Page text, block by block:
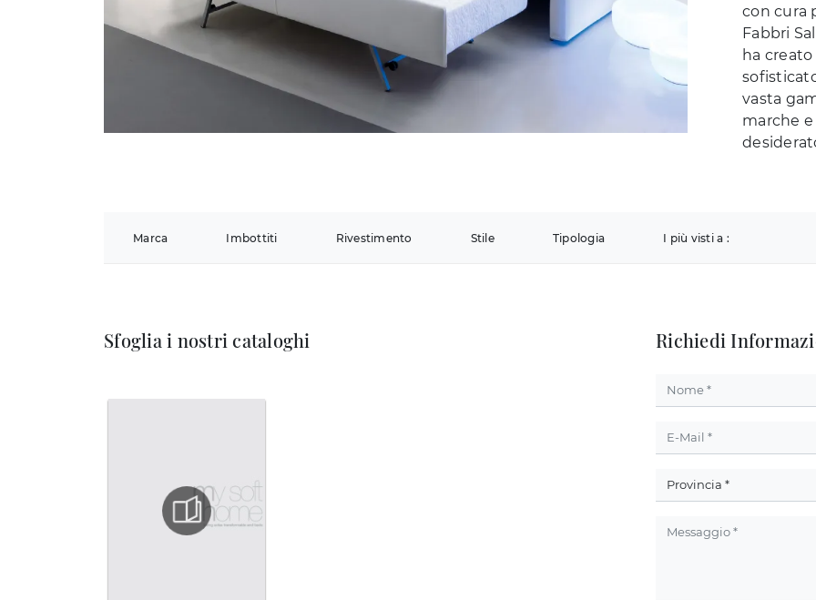
con cura
Fabbri
ha
vasta
marche
Marca Imbottiti Rivestimento Stile Tipologia I più visti a :
Sfoglia i nostri cataloghi Richiedi